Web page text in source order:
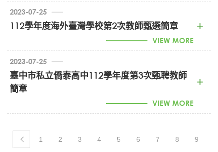
2023-07-25
112學年度海外臺灣學校第2次教師甄選簡章
VIEW MORE
112年度海外臺灣學校第2次教師甄選簡章 (PDF)
2023-07-25
臺中市私立僑泰高中112學年度第3次甄聘教師
簡章
VIEW MORE
數學專任教師：1 名
php?nid=11781
詳細內容請洽：
1 2 3 4 5 6 7 8 9